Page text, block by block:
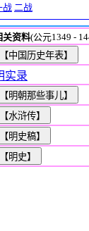
战 二战
关资料(公元1349 -
实录